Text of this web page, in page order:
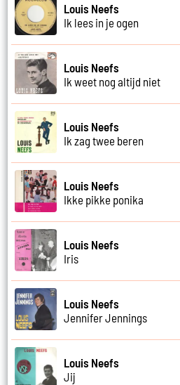
Louis Neefs
Ik lees in je ogen
Louis Neefs
Ik weet nog altijd niet
Louis Neefs
Ik zag twee beren
Louis Neefs
Ikke pikke ponika
Louis Neefs
Iris
Louis Neefs
Jennifer Jennings
Louis Neefs
Jij